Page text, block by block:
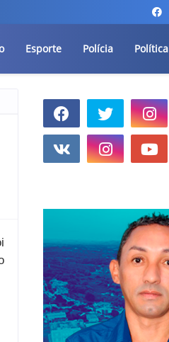
Esporte Polícia Política